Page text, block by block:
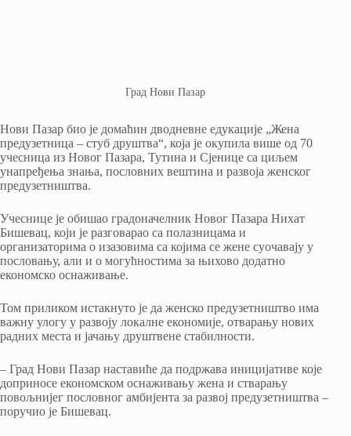
Град Нови Пазар
Нови Пазар био је домаћин дводневне едукације „Жена
предузетница – стуб друштва“, која је окупила више од 70
учесница из Новог Пазара, Тутина и Сјенице са циљем
унапређења знања, пословних вештина и развоја женског
предузетништва.
Учеснице је обишао градоначелник Новог Пазара Нихат
Бишевац, који је разговарао са полазницама и
организаторима о изазовима са којима се жене суочавају у
пословању, али и о могућностима за њихово додатно
економско оснаживање.
Том приликом истакнуто је да женско предузетништво има
важну улогу у развоју локалне економије, отварању нових
радних места и јачању друштвене стабилности.
– Град Нови Пазар наставиће да подржава иницијативе које
доприносе економском оснаживању жена и стварању
повољнијег пословног амбијента за развој предузетништва –
поручио је Бишевац.